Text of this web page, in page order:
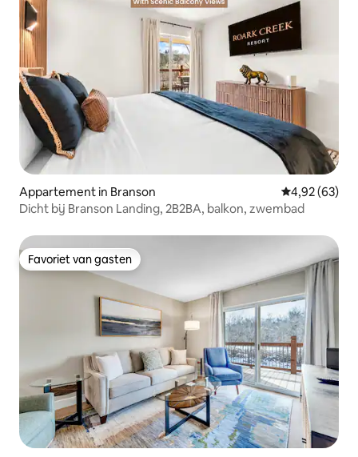
Appartement in Branson Gemiddelde
4,92 (63)
Dicht bij Branson Landing, 2B2BA, balkon, zwembad
Favoriet van gasten
Favoriet van gasten